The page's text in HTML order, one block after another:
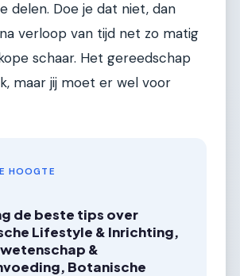
delen. Doe je dat niet, dan
verloop van tijd net zo matig
schaar. Het gereedschap
maar jij moet er wel voor
HOOGTE
de beste tips over
Lifestyle & Inrichting,
&
Botanische